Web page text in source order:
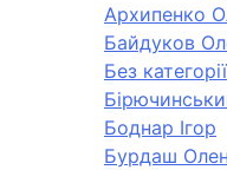
Архипенко
Байдуков
Без категорії
Боднар Ігор
Бурдаш